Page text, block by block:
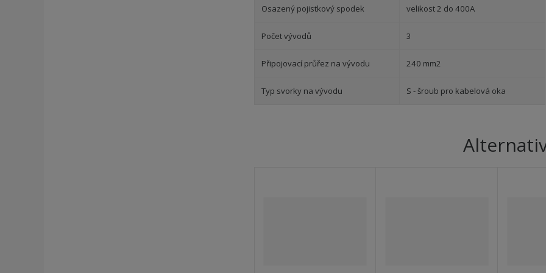
Osazený pojistkový spodek velikost 2 do 400A
Počet vývodů 3
Připojovací průřez na vývodu 240 mm2
Typ svorky na vývodu S - šroub pro kabelová oka